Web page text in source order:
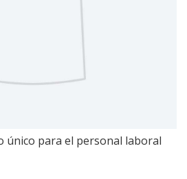
único para el personal laboral